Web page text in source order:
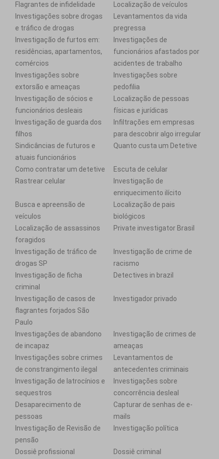
Flagrantes de infidelidade
Localização de veículos
Investigações sobre drogas
e tráfico de drogas
Levantamentos da vida
pregressa
Investigação de furtos em:
residências, apartamentos,
comércios
Investigações de
funcionários afastados por
acidentes de trabalho
Investigações sobre
extorsão e ameaças
Investigações sobre
pedofilia
Investigação de sócios e
funcionários desleais
Localização de pessoas
físicas e jurídicas
Investigação de guarda dos
filhos
Infiltrações em empresas
para descobrir algo irregular
Sindicâncias de futuros e
atuais funcionários
Quanto custa um Detetive
Como contratar um detetive
Escuta de celular
Rastrear celular
Investigação de
enriquecimento ilícito
Busca e apreensão de
veículos
Localização de pais
biológicos
Localização de assassinos
foragidos
Private investigator Brasil
Investigação de tráfico de
drogas SP
Investigação de crime de
racismo
Investigação de ficha
criminal
Detectives in brazil
Investigação de casos de
flagrantes forjados São
Paulo
Investigador privado
Investigações de abandono
de incapaz
Investigação de crimes de
ameaças
Investigações sobre crimes
de constrangimento ilegal
Levantamentos de
antecedentes criminais
Investigação de latrocínios e
sequestros
Investigações sobre
concorrência desleal
Desaparecimento de
pessoas
Capturar de senhas de e-
mails
Investigação de Revisão de
pensão
Investigação política
Dossiê profissional
Dossiê criminal